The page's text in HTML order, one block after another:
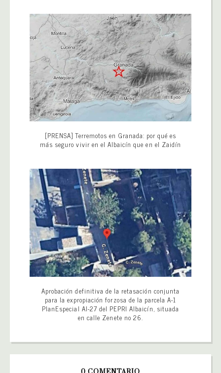
[PRENSA] Terremotos en Granada: por qué es
más seguro vivir en el Albaicín que en el Zaidín
Aprobación definitiva de la retasación conjunta
para la expropiación forzosa de la parcela A-1
PlanEspecial AI-27 del PEPRI Albaicín, situada
en calle Zenete no 26.